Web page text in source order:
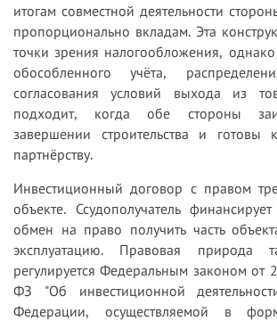
итогам совместной деятельности
пропорционально вкладам. Эта
точки зрения налогообложения, однако
обособленного учёта,
согласования условий выхода из
подходит, когда обе стороны
завершении строительства и готовы
партнёрству.
Инвестиционный договор с правом
объекте. Ссудополучатель
обмен на право получить часть
эксплуатацию. Правовая природа
регулируется Федеральным законом
ФЗ "Об инвестиционной
Федерации, осуществляемой в